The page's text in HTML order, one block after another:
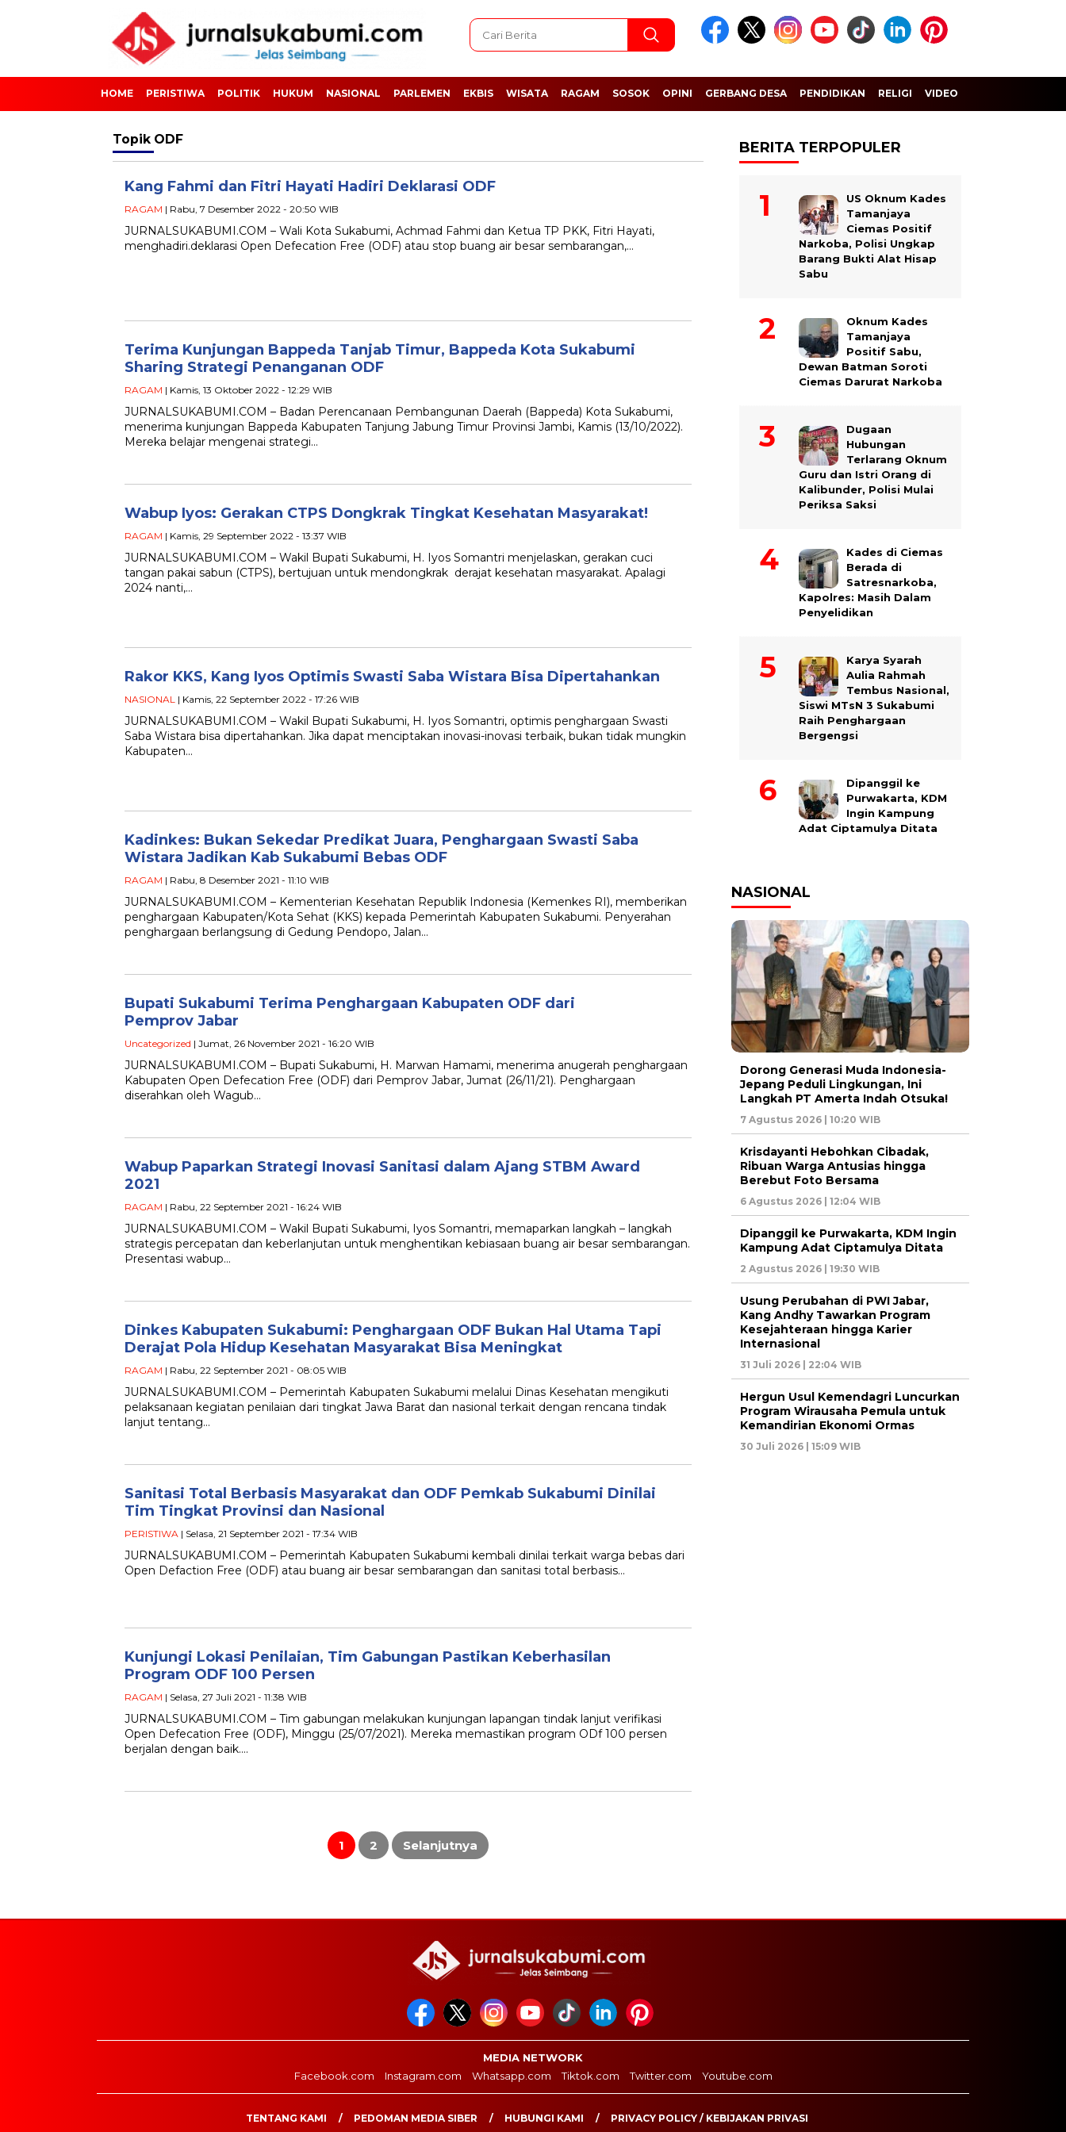
HOME PERISTIWA POLITIK HUKUM NASIONAL PARLEMEN EKBIS WISATA RAGAM SOSOK OPINI GERBANG DESA PENDIDIKAN RELIGI VIDEO
Topik ODF
Kang Fahmi dan Fitri Hayati Hadiri Deklarasi ODF
RAGAM | Rabu, 7 Desember 2022 - 20:50 WIB
JURNALSUKABUMI.COM – Wali Kota Sukabumi, Achmad Fahmi dan Ketua TP PKK, Fitri Hayati,
menghadiri.deklarasi Open Defecation Free (ODF) atau stop buang air besar sembarangan,…
Terima Kunjungan Bappeda Tanjab Timur, Bappeda Kota Sukabumi
Sharing Strategi Penanganan ODF
RAGAM | Kamis, 13 Oktober 2022 - 12:29 WIB
JURNALSUKABUMI.COM – Badan Perencanaan Pembangunan Daerah (Bappeda) Kota Sukabumi,
menerima kunjungan Bappeda Kabupaten Tanjung Jabung Timur Provinsi Jambi, Kamis (13/10/2022).
Mereka belajar mengenai strategi…
Wabup Iyos: Gerakan CTPS Dongkrak Tingkat Kesehatan Masyarakat!
RAGAM | Kamis, 29 September 2022 - 13:37 WIB
JURNALSUKABUMI.COM – Wakil Bupati Sukabumi, H. Iyos Somantri menjelaskan, gerakan cuci
tangan pakai sabun (CTPS), bertujuan untuk mendongkrak derajat kesehatan masyarakat. Apalagi
2024 nanti,…
Rakor KKS, Kang Iyos Optimis Swasti Saba Wistara Bisa Dipertahankan
NASIONAL | Kamis, 22 September 2022 - 17:26 WIB
JURNALSUKABUMI.COM – Wakil Bupati Sukabumi, H. Iyos Somantri, optimis penghargaan Swasti
Saba Wistara bisa dipertahankan. Jika dapat menciptakan inovasi-inovasi terbaik, bukan tidak mungkin
Kabupaten…
Kadinkes: Bukan Sekedar Predikat Juara, Penghargaan Swasti Saba
Wistara Jadikan Kab Sukabumi Bebas ODF
RAGAM | Rabu, 8 Desember 2021 - 11:10 WIB
JURNALSUKABUMI.COM – Kementerian Kesehatan Republik Indonesia (Kemenkes RI), memberikan
penghargaan Kabupaten/Kota Sehat (KKS) kepada Pemerintah Kabupaten Sukabumi. Penyerahan
penghargaan berlangsung di Gedung Pendopo, Jalan…
Bupati Sukabumi Terima Penghargaan Kabupaten ODF dari
Pemprov Jabar
Uncategorized | Jumat, 26 November 2021 - 16:20 WIB
JURNALSUKABUMI.COM – Bupati Sukabumi, H. Marwan Hamami, menerima anugerah penghargaan
Kabupaten Open Defecation Free (ODF) dari Pemprov Jabar, Jumat (26/11/21). Penghargaan
diserahkan oleh Wagub…
Wabup Paparkan Strategi Inovasi Sanitasi dalam Ajang STBM Award
2021
RAGAM | Rabu, 22 September 2021 - 16:24 WIB
JURNALSUKABUMI.COM – Wakil Bupati Sukabumi, Iyos Somantri, memaparkan langkah – langkah
strategis percepatan dan keberlanjutan untuk menghentikan kebiasaan buang air besar sembarangan.
Presentasi wabup…
Dinkes Kabupaten Sukabumi: Penghargaan ODF Bukan Hal Utama Tapi
Derajat Pola Hidup Kesehatan Masyarakat Bisa Meningkat
RAGAM | Rabu, 22 September 2021 - 08:05 WIB
JURNALSUKABUMI.COM – Pemerintah Kabupaten Sukabumi melalui Dinas Kesehatan mengikuti
pelaksanaan kegiatan penilaian dari tingkat Jawa Barat dan nasional terkait dengan rencana tindak
lanjut tentang…
Sanitasi Total Berbasis Masyarakat dan ODF Pemkab Sukabumi Dinilai
Tim Tingkat Provinsi dan Nasional
PERISTIWA | Selasa, 21 September 2021 - 17:34 WIB
JURNALSUKABUMI.COM – Pemerintah Kabupaten Sukabumi kembali dinilai terkait warga bebas dari
Open Defaction Free (ODF) atau buang air besar sembarangan dan sanitasi total berbasis…
Kunjungi Lokasi Penilaian, Tim Gabungan Pastikan Keberhasilan
Program ODF 100 Persen
RAGAM | Selasa, 27 Juli 2021 - 11:38 WIB
JURNALSUKABUMI.COM – Tim gabungan melakukan kunjungan lapangan tindak lanjut verifikasi
Open Defecation Free (ODF), Minggu (25/07/2021). Mereka memastikan program ODf 100 persen
berjalan dengan baik….
1 2 Selanjutnya
BERITA TERPOPULER
US Oknum Kades
Tamanjaya
Ciemas Positif
Narkoba, Polisi Ungkap
Barang Bukti Alat Hisap
Sabu
Oknum Kades
Tamanjaya
Positif Sabu,
Dewan Batman Soroti
Ciemas Darurat Narkoba
Dugaan
Hubungan
Terlarang Oknum
Guru dan Istri Orang di
Kalibunder, Polisi Mulai
Periksa Saksi
Kades di Ciemas
Berada di
Satresnarkoba,
Kapolres: Masih Dalam
Penyelidikan
Karya Syarah
Aulia Rahmah
Tembus Nasional,
Siswi MTsN 3 Sukabumi
Raih Penghargaan
Bergengsi
Dipanggil ke
Purwakarta, KDM
Ingin Kampung
Adat Ciptamulya Ditata
NASIONAL
Dorong Generasi Muda Indonesia-
Jepang Peduli Lingkungan, Ini
Langkah PT Amerta Indah Otsuka!
7 Agustus 2026 | 10:20 WIB
Krisdayanti Hebohkan Cibadak,
Ribuan Warga Antusias hingga
Berebut Foto Bersama
6 Agustus 2026 | 12:04 WIB
Dipanggil ke Purwakarta, KDM Ingin
Kampung Adat Ciptamulya Ditata
2 Agustus 2026 | 19:30 WIB
Usung Perubahan di PWI Jabar,
Kang Andhy Tawarkan Program
Kesejahteraan hingga Karier
Internasional
31 Juli 2026 | 22:04 WIB
Hergun Usul Kemendagri Luncurkan
Program Wirausaha Pemula untuk
Kemandirian Ekonomi Ormas
30 Juli 2026 | 15:09 WIB
MEDIA NETWORK
Facebook.com
Instagram.com Whatsapp.com Tiktok.com Twitter.com Youtube.com
TENTANG KAMI PEDOMAN MEDIA SIBER HUBUNGI KAMI PRIVACY POLICY / KEBIJAKAN PRIVASI